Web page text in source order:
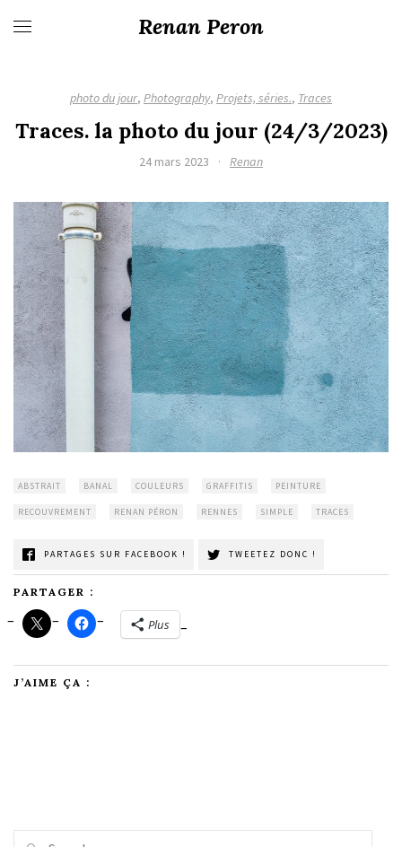
Renan Peron
photo du jour, Photography, Projets, séries., Traces
Traces. la photo du jour (24/3/2023)
24 mars 2023 · Renan
ABSTRAIT BANAL COULEURS GRAFFITIS PEINTURE
RECOUVREMENT RENAN PÉRON RENNES SIMPLE TRACES
PARTAGES SUR FACEBOOK ! TWEETEZ DONC !
PARTAGER :
Plus
J’AIME ÇA :